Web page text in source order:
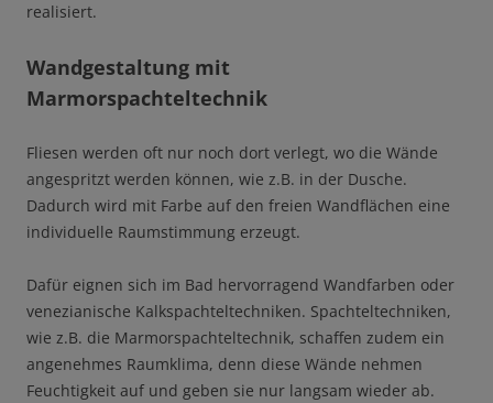
realisiert.
Wandgestaltung mit
Marmorspachteltechnik
Fliesen werden oft nur noch dort verlegt, wo die Wände
angespritzt werden können, wie z.B. in der Dusche.
Dadurch wird mit Farbe auf den freien Wandflächen eine
individuelle Raumstimmung erzeugt.
Dafür eignen sich im Bad hervorragend Wandfarben oder
venezianische Kalkspachteltechniken. Spachteltechniken,
wie z.B. die Marmorspachteltechnik, schaffen zudem ein
angenehmes Raumklima, denn diese Wände nehmen
Feuchtigkeit auf und geben sie nur langsam wieder ab.